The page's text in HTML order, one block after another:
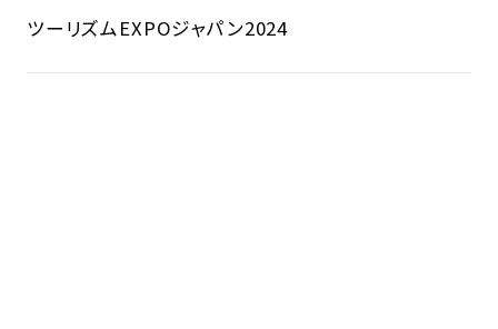
ツーリズムEXPOジャパン2024